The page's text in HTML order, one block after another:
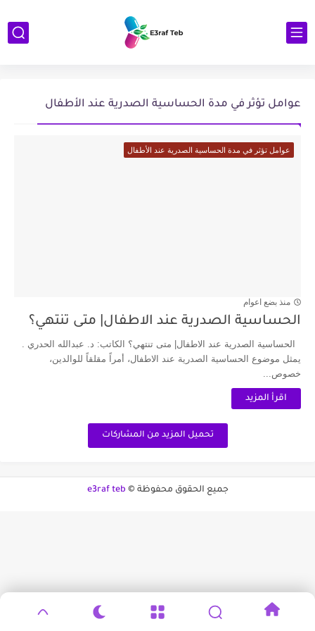
عوامل تؤثر في مدة الحساسية الصدرية عند الأطفال
عوامل تؤثر في مدة الحساسية الصدرية عند الأطفال
منذ بضع اعوام
الحساسية الصدرية عند الاطفال| متى تنتهي؟
الحساسية الصدرية عند الاطفال| متى تنتهي؟ الكاتب: د. عبدالله الحدري .
يمثل موضوع الحساسية الصدرية عند الاطفال، أمراً مقلقاً للوالدين،
خصوص...
اقرأ المزيد
تحميل المزيد من المشاركات
جميع الحقوق محفوظة © e3raf teb